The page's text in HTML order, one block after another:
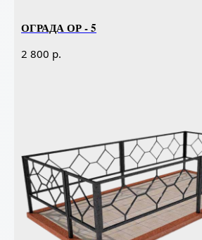
ОГРАДА ОР - 5
2 800 р.